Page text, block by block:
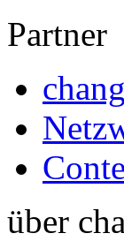
Partner
über